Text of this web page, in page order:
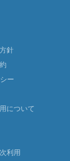
針
ー
について
利用